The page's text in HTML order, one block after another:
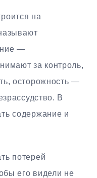
на
—
за контроль,
осторожность —
В
содержание и
потерей
его видели не